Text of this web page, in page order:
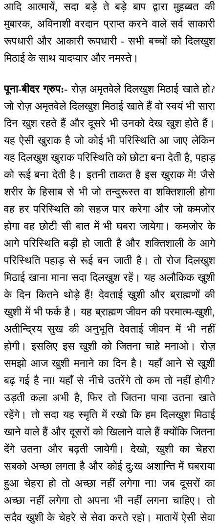
आदि आत्मायें, सदा बड़े ते बड़े बाप द्वारा मुहब्बत की
मुबारक, अविनाशी वरदान प्राप्त करने वाले सर्व साकारी
रूपधारी और आकारी रूपधारी - सभी बच्चों को दिलखुश
मिठाई के साथ यादप्यार और नमस्ते।
पूना-बीदर ग्रुप:- रोज़ अमृतवेले दिलखुश मिठाई खाते हो?
जो रोज़ अमृतवेले दिलखुश मिठाई खाते हैं वो स्वयं भी सारा
दिन खुश रहते हैं और दूसरे भी उनको देख खुश होते हैं।
यह ऐसी खुराक है जो कोई भी परिस्थिति आ जाए लेकिन
यह दिलखुश खुराक परिस्थिति को छोटा बना देती है, पहाड़
को रूई बना देती है। इतनी ताकत है इस खुराक में! जैसे
शरीर के हिसाब से भी जो तन्दुरूस्त वा शक्तिशाली होगा
वह हर परिस्थिति को सहज पार करेगा और जो कमजोर
होगा वह छोटी सी बात में भी घबरा जायेगा। कमजोर के
आगे परिस्थिति बड़ी हो जाती है और शक्तिशाली के आगे
परिस्थिति पहाड़ से रूई बन जाती है। तो रोज दिलखुश
मिठाई खाना माना सदा दिलखुश रहें। यह अलौकिक खुशी
के दिन कितने थोड़े हैं! देवताई खुशी और ब्राह्मणों की
खुशी में भी फर्क है। यह ब्राह्मण जीवन की परमात्म-खुशी,
अतीन्द्रिय सुख की अनुभूति देवताई जीवन में भी नहीं
होगी। इसलिए इस खुशी को जितना चाहे मनाओ। रोज़
समझो आज खुशी मनाने का दिन है। यहाँ आने से खुशी
बढ़ गई है ना! यहाँ से नीचे उतरेंगे तो कम तो नहीं होगी?
उड़ती कला अभी है, फिर तो जितना पाया उतना खाते
रहेंगे। तो सदा यह स्मृति में रखो कि हम दिलखुश मिठाई
खाने वाले हैं और दूसरों को खिलाने वाले हैं क्योंकि जितना
देंगे उतना और बढ़ती जायेगी। देखो, खुशी का चेहरा
सबको अच्छा लगता है और कोई दु:ख अशान्ति में घबराया
हुआ चेहरा हो तो अच्छा नहीं लगेगा ना! जब दूसरों का
अच्छा नहीं लगेगा तो अपना भी नहीं लगना चाहिए। तो
सदैव खुशी के चेहरे से सेवा करते रहो। मातायें ऐसी सेवा